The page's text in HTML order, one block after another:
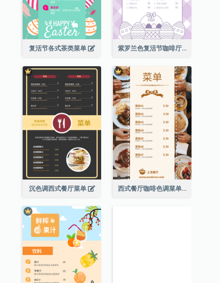
复活节各式茶类菜单 紫罗兰色复活节咖啡厅菜单
沉色调西式餐厅菜单 西式餐厅咖啡色调菜单